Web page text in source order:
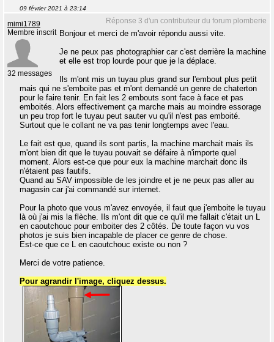
09 février 2021 à 23:14
Réponse 3 d'un contributeur du forum plomberie
mimi1789
Membre inscrit
32 messages
Bonjour et merci de m'avoir répondu aussi vite.
Je ne peux pas photographier car c'est derrière la machine
et elle est trop lourde pour que je la déplace.
Ils m'ont mis un tuyau plus grand sur l'embout plus petit
mais qui ne s'emboite pas et m'ont demandé un genre de chaterton
pour le faire tenir. En fait les 2 embouts sont face à face et pas
emboités. Alors effectivement ça marche mais au moindre essorage
un peu trop fort le tuyau peut sauter vu qu'il n'est pas emboité.
Surtout que le collant ne va pas tenir longtemps avec l'eau.
Le fait est que, quand ils sont partis, la machine marchait mais ils
m'ont bien dit que le tuyau pouvait se défaire à n'importe quel
moment. Alors est-ce que pour eux la machine marchait donc ils
n'étaient pas fautifs.
Quand au SAV impossible de les joindre et je ne peux pas aller au
magasin car j'ai commandé sur internet.
Pour la photo que vous m'avez envoyée, il faut que j'emboite le tuyau
là où j'ai mis la flèche. Ils m'ont dit que ce qu'il me fallait c'était un L
en caoutchouc pour emboiter des 2 côtés. De toute façon vu vos
photos je suis bien incapable de placer ce genre de chose.
Est-ce que ce L en caoutchouc existe ou non ?
Merci de votre patience.
Pour agrandir l'image, cliquez dessus.